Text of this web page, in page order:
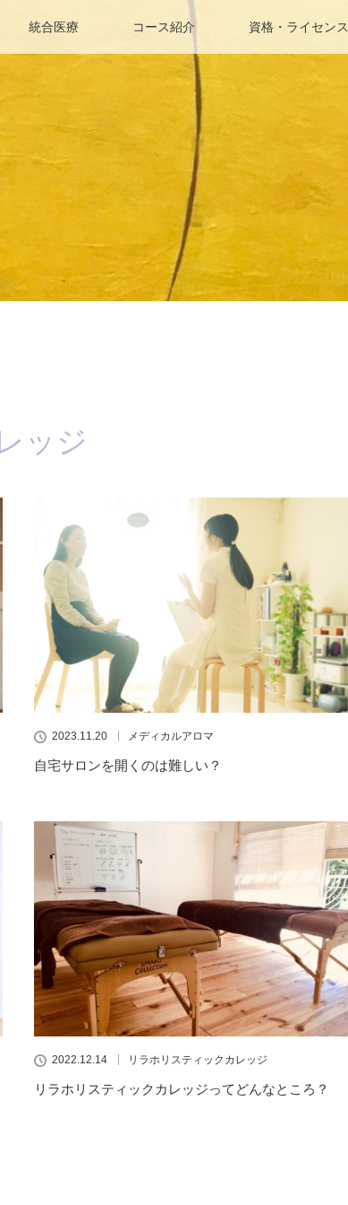
統合医療 コース紹介 資格・ライセンス
ッジ
2023.11.20 メディカルアロマ
自宅サロンを開くのは難しい？
2022.12.14 リラホリスティックカレッジ
リラホリスティックカレッジってどんなところ？